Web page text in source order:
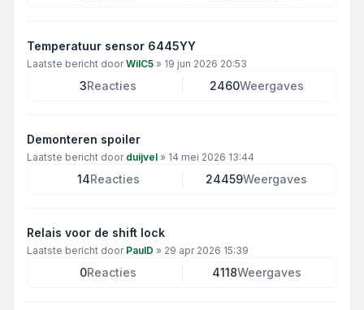
Temperatuur sensor 6445YY
Laatste bericht doorWilC5 » 19 jun 2026 20:53
3Reacties 2460Weergaves
Demonteren spoiler
Laatste bericht door duijvel » 14 mei 2026 13:44
14Reacties 24459Weergaves
Relais voor de shift lock
Laatste bericht door PaulD » 29 apr 2026 15:39
0Reacties 4118Weergaves